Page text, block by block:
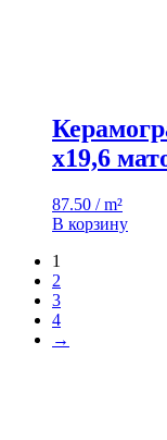
x19,6
87.50 / m²
В корзину
1
2
3
4
→